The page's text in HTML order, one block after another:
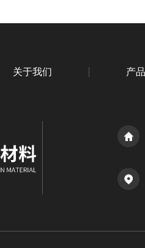
关于我们 产